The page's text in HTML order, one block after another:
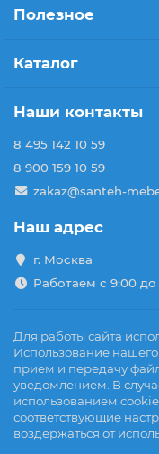
Полезное
Каталог
Наши контакты
8 495 142 10 59
8 900 159 10 59
zakaz@santeh-
Наш адрес
г. Москва
Работаем с 9:00
Для работы сайта
Использование
прием и передачу
уведомлением. В
использованием
соответствующие
воздержаться от